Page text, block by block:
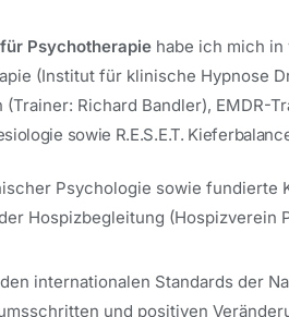
Psychotherapie habe ich mich
(Institut für klinische Hypnose
Richard Bandler), EMDR-
sowie R.E.S.E.T.
Psychologie sowie
Hospizbegleitung
internationalen Standards der
und positiven